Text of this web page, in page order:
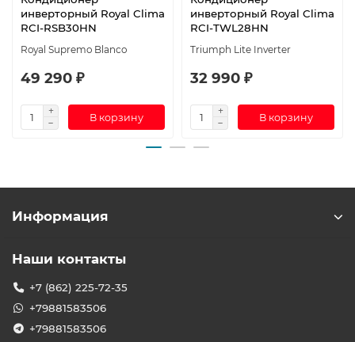
инверторный Royal Clima
RCI-RSB30HN
Royal Supremo Blanco
49 290 ₽
В корзину
инверторный Royal Clima
RCI-TWL28HN
Triumph Lite Inverter
32 990 ₽
В корзину
Информация
Наши контакты
+7 (862) 225-72-35
+79881583506
+79881583506